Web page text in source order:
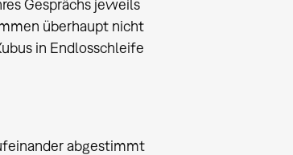
Gesprächs jeweils
überhaupt nicht
in Endlosschleife
abgestimmt